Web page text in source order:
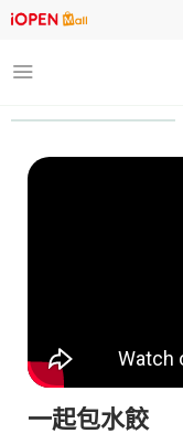
一起包水餃